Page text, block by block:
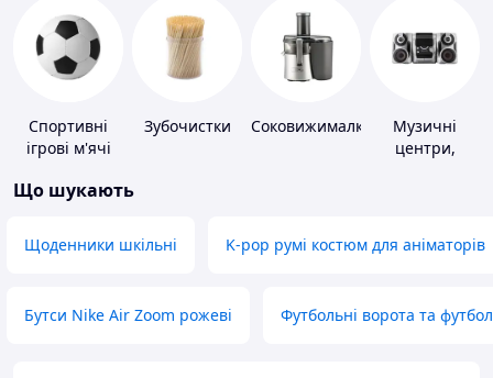
Спортивні
ігрові м'ячі
Зубочистки Соковижималки
Музичні
центри,
Що шукають
Щоденники шкільні K-pop румі костюм для аніматорів
Бутси Nike Air Zoom рожеві Футбольні ворота та